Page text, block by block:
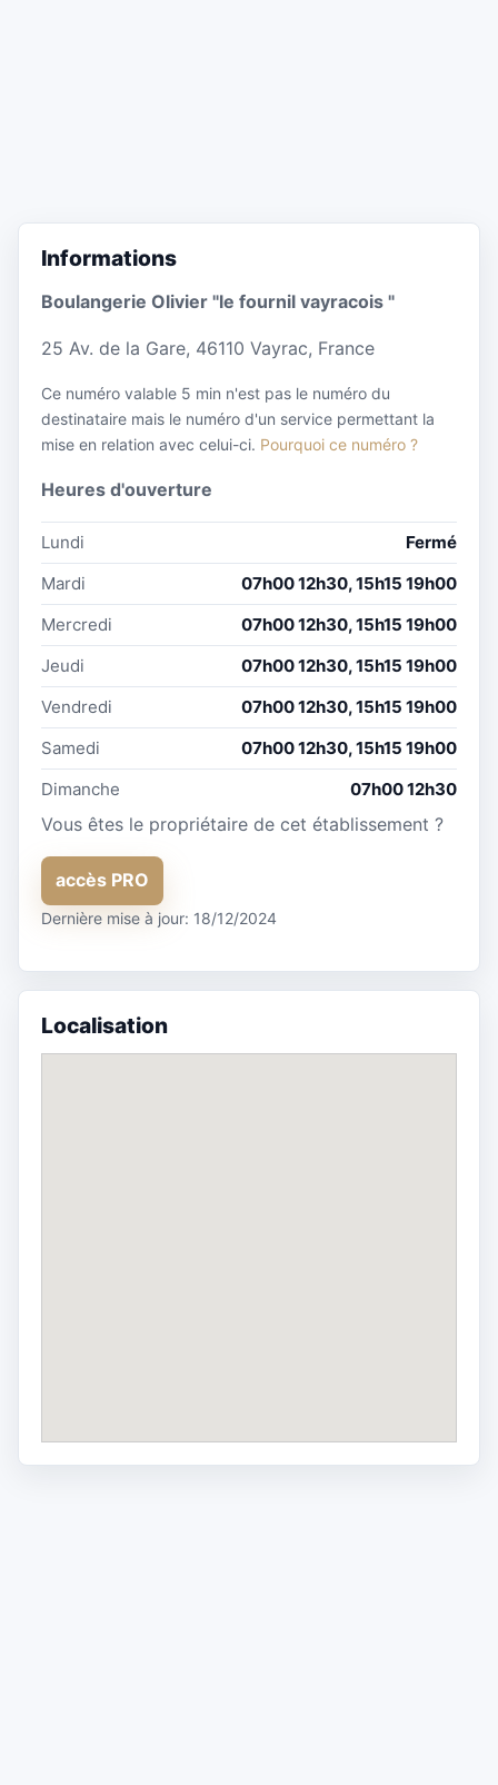
Informations
Boulangerie Olivier "le fournil vayracois "
25 Av. de la Gare, 46110 Vayrac, France
Ce numéro valable 5 min n'est pas le numéro du
destinataire mais le numéro d'un service permettant la
mise en relation avec celui-ci. Pourquoi ce numéro ?
Heures d'ouverture
Lundi
Fermé
Mardi
07h00 12h30, 15h15 19h00
Mercredi
07h00 12h30, 15h15 19h00
Jeudi
07h00 12h30, 15h15 19h00
Vendredi
07h00 12h30, 15h15 19h00
Samedi
07h00 12h30, 15h15 19h00
Dimanche
07h00 12h30
Vous êtes le propriétaire de cet établissement ?
accès PRO
Dernière mise à jour: 18/12/2024
Localisation